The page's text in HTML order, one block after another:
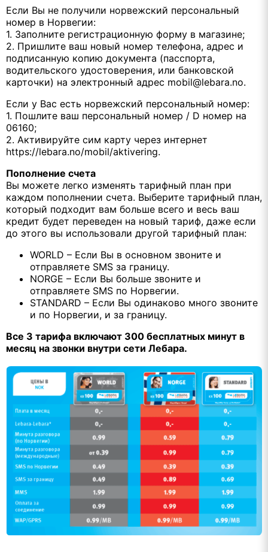
Если Вы не получили норвежский персональный
номер в Норвегии:
1. Заполните регистрационную форму в магазине;
2. Пришлите ваш новый номер телефона, адрес и
подписанную копию документа (пасспорта,
водительского удостоверения, или банковской
карточки) на электронный адрес mobil@lebara.no.
Если у Вас есть норвежский персональный номер:
1. Пошлите ваш персональный номер / D номер на
06160;
2. Активируйте сим карту через интернет
https://lebara.no/mobil/aktivering.
Пополнение счета
Вы можете лeгко изменять тарифный план при
каждом пополнении счета. Выберите тарифный план,
который подходит вам больше всего и весь ваш
кредит будет переведен на новый тариф, даже если
до этого вы использовали другой тарифный план:
WORLD – Если Bы в основном звоните и
отправляете SMS за границу.
NORGE – Если Bы больше звоните и
отправляете SMS по Норвегии.
STANDARD – Если Bы одинаково много звоните
и по Норвегии, и за границу.
Все 3 тарифа включают 300 бесплатных минут в
месяц на звонки внутри сети Лебара.